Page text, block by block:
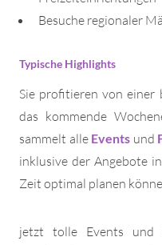
Besuche regionaler
Typische Highlights
Sie profitieren von einer
das kommende
sammelt alle Events und
inklusive der Angebote
Zeit optimal planen
jetzt tolle Events und